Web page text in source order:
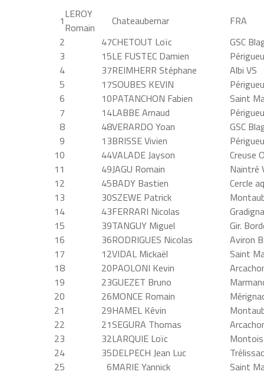
1LEROY
Romain
Chateaubernar
FRA
2
47CHETOUT Loïc
GSC
3
15LE FUSTEC Damien
4
37REIMHERR Stéphane
Albi VS
5
17SOUBES KEVIN
6
10PATANCHON Fabien
Saint
7
14LABBE Arnaud
8
48VERARDO Yoan
GSC
9
13BRISSE Vivien
10
44VALADE Jayson
Creuse
11
49JAGU Romain
Naintré
12
45BADY Bastien
Cercle
13
30SZEWE Patrick
14
43FERRARI Nicolas
15
39TANGUY Miguel
Gir.
16
36RODRIGUES Nicolas
Aviron
17
12VIDAL Mickaël
Saint
18
20PAOLONI Kevin
19
23GUEZET Bruno
20
26MONCE Romain
21
29HAMEL Kévin
22
21SEGURA Thomas
23
32LARQUIE Loïc
Montois
24
35DELPECH Jean Luc
25
6MARIE Yannick
Saint